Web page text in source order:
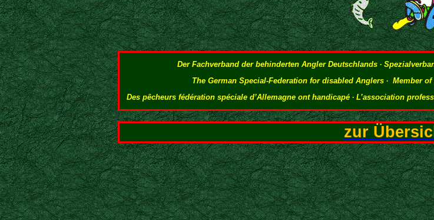
Der Fachverband der behinderten Angler Deutschlands ·
The German Special-Federation for disabled Anglers · Member of
Des pêcheurs fédération spéciale d’Allemagne ont handicapé ·L’association
zur